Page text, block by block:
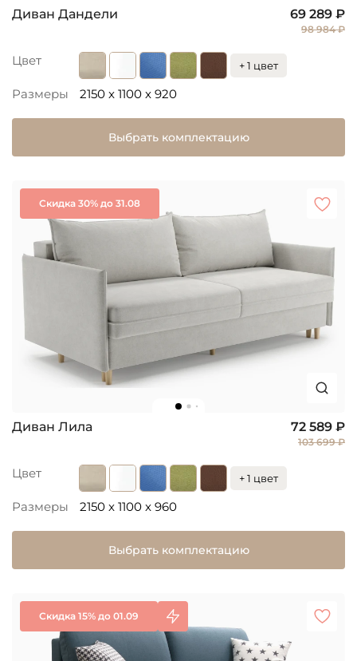
Диван Дандели 69 289 ₽
98 984 ₽
Цвет + 1 цвет
Размеры 2150 x 1100 x 920
Выбрать комплектацию
Скидка 30% до 31.08
Диван Лила 72 589 ₽
103 699 ₽
Цвет + 1 цвет
Размеры 2150 x 1100 x 960
Выбрать комплектацию
Скидка 15% до 01.09